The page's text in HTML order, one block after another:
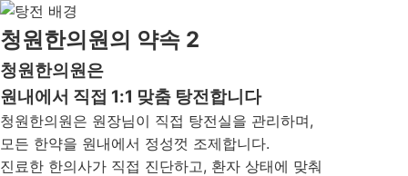
청원한의원의 약속 2
청원한의원은
원내에서 직접 1:1 맞춤 탕전합니다
청원한의원은 원장님이 직접 탕전실을 관리하며,
모든 한약을 원내에서 정성껏 조제합니다.
진료한 한의사가 직접 진단하고, 환자 상태에 맞춰